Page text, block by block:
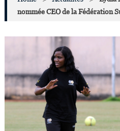
nommée CEO de la Fédération